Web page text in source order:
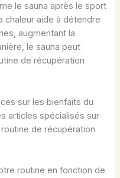
le sauna après le sport
chaleur aide à détendre
augmentant la
le sauna peut
de récupération
sur les bienfaits du
articles spécialisés sur
de récupération
routine en fonction de